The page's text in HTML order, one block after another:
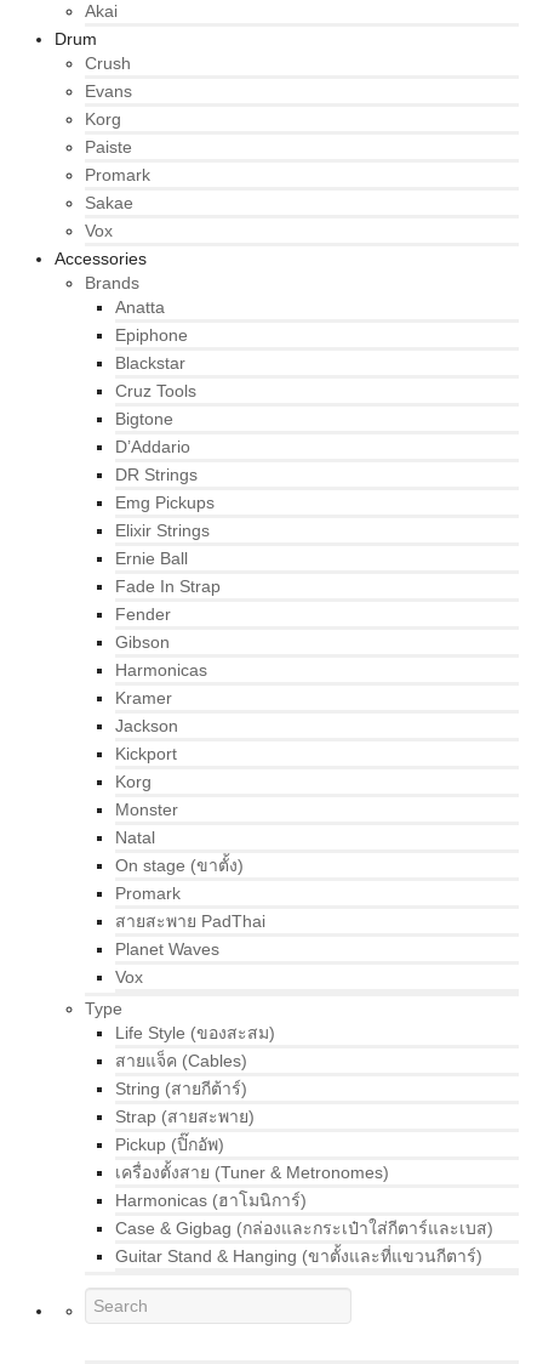
Akai
Drum
Crush
Evans
Korg
Paiste
Promark
Sakae
Vox
Accessories
Brands
Anatta
Epiphone
Blackstar
Cruz Tools
Bigtone
D’Addario
DR Strings
Emg Pickups
Elixir Strings
Ernie Ball
Fade In Strap
Fender
Gibson
Harmonicas
Kramer
Jackson
Kickport
Korg
Monster
Natal
On stage (ขาตั้ง)
Promark
สายสะพาย PadThai
Planet Waves
Vox
Type
Life Style (ของสะสม)
สายแจ็ค (Cables)
String (สายกีต้าร์)
Strap (สายสะพาย)
Pickup (ปิ๊กอัพ)
เครื่องตั้งสาย (Tuner & Metronomes)
Harmonicas (ฮาโมนิการ์)
Case & Gigbag (กล่องและกระเป๋าใส่กีตาร์และเบส)
Guitar Stand & Hanging (ขาตั้งและที่แขวนกีตาร์)